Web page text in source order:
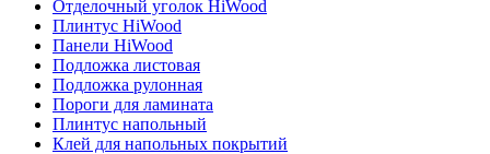
Отделочный уголок HiWood
Плинтус HiWood
Панели HiWood
Подложка листовая
Подложка рулонная
Пороги для ламината
Плинтус напольный
Клей для напольных покрытий